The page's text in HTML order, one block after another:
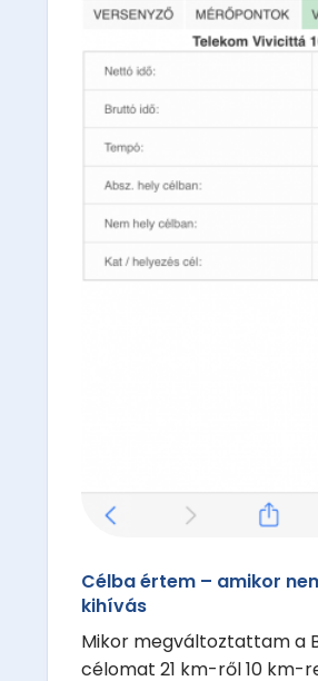
Célba értem – amikor
kihívás
Mikor megváltoztattam a
célomat 21 km-ről 10 km-